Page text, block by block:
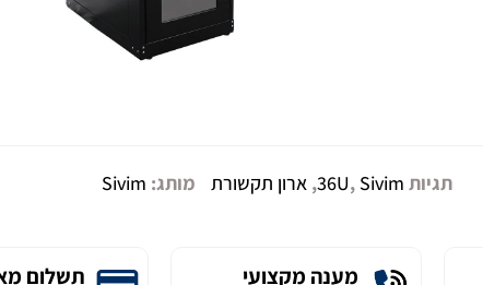
תגיות 36U, Sivim
, ארון תקשורת מותג: Sivim
מענה מקצועי תשלום